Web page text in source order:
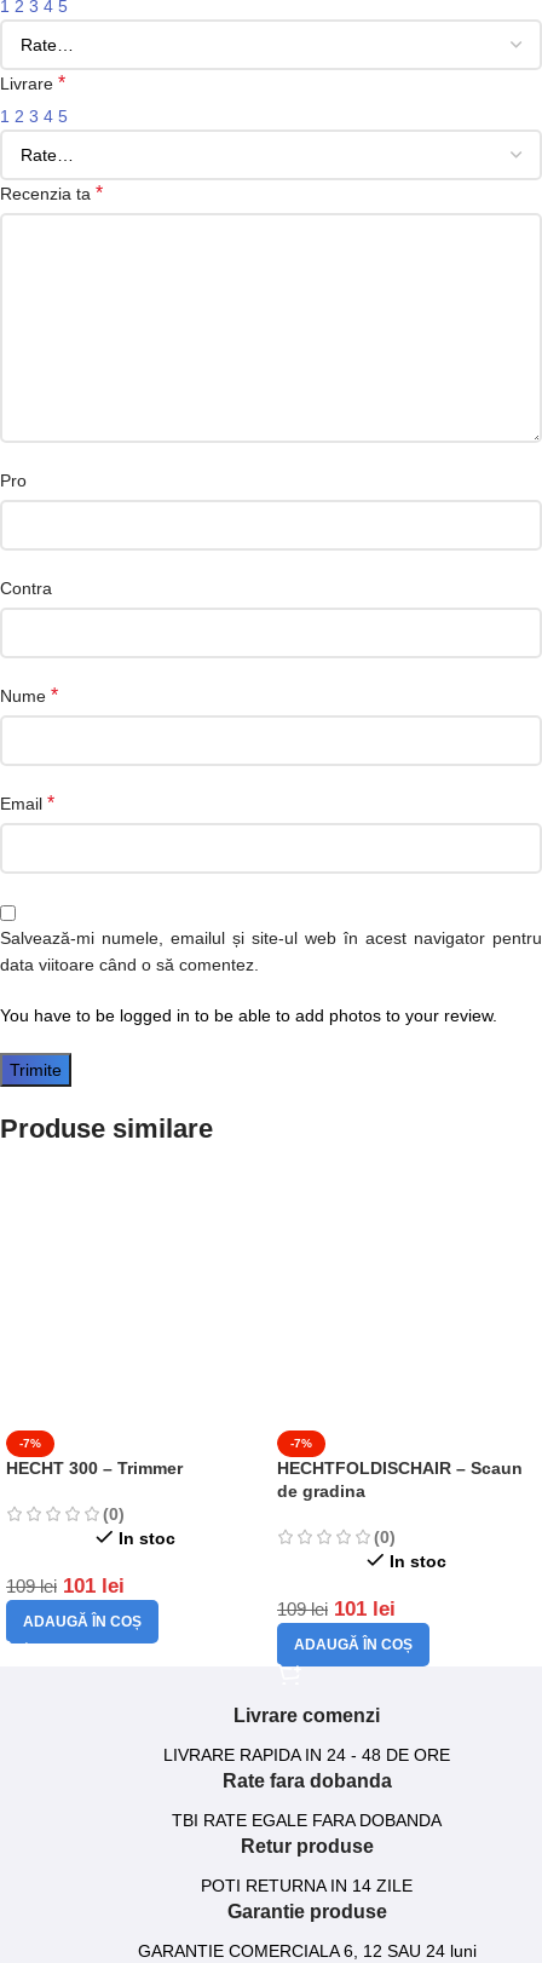
1 2 3 4 5
Livrare *
1 2 3 4 5
Recenzia ta *
Pro
Contra
Nume *
Email *
Salvează-mi numele, emailul și site-ul web în acest navigator pentru
data viitoare când o să comentez.
You have to be logged in to be able to add photos to your review.
Produse similare
-7%
HECHT 300 – Trimmer
(0)
In stoc
109lei 101 lei
ADAUGĂ ÎN COȘ
-7%
HECHTFOLDISCHAIR – Scaun
de gradina
(0)
In stoc
109lei 101 lei
ADAUGĂ ÎN COȘ
Livrare comenzi
LIVRARE RAPIDA IN 24 - 48 DE ORE
Rate fara dobanda
TBI RATE EGALE FARA DOBANDA
Retur produse
POTI RETURNA IN 14 ZILE
Garantie produse
GARANTIE COMERCIALA 6, 12 SAU 24 luni